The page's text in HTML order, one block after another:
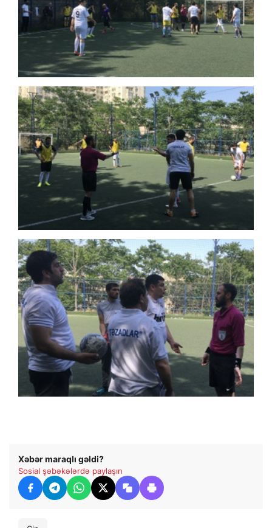
Xəbər maraqlı gəldi?
Sosial şəbəkələrdə paylaşın